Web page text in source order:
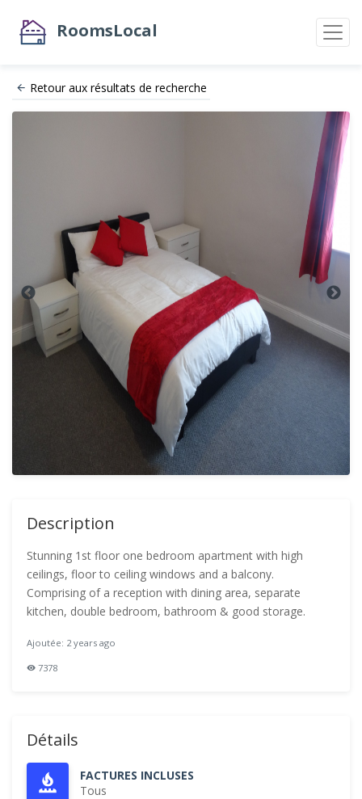
RoomsLocal
Retour aux résultats de recherche
Description
Stunning 1st floor one bedroom apartment with high
ceilings, floor to ceiling windows and a balcony.
Comprising of a reception with dining area, separate
kitchen, double bedroom, bathroom & good storage.
Ajoutée: 2 years ago
7378
Détails
FACTURES INCLUSES
Tous